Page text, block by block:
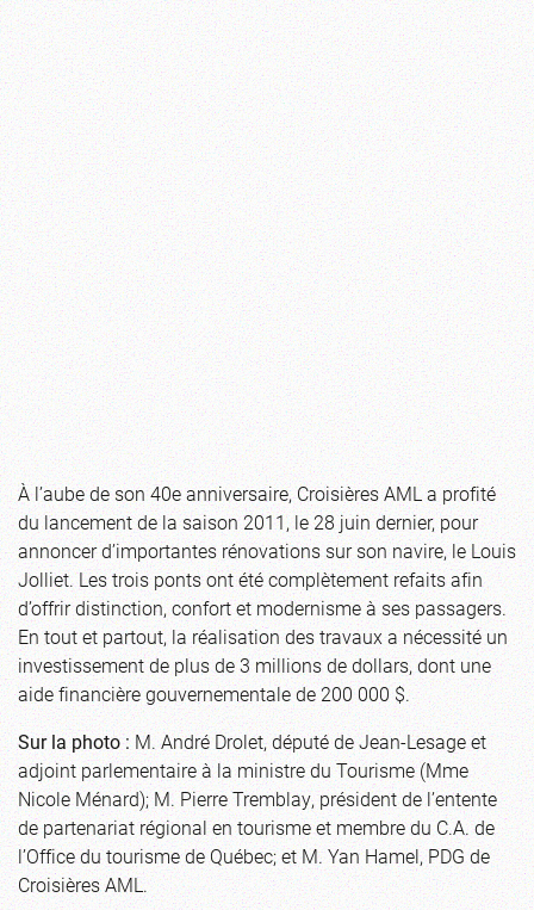
À l’aube de son 40e anniversaire, Croisières AML a profité
du lancement de la saison 2011, le 28 juin dernier, pour
annoncer d’importantes rénovations sur son navire, le Louis
Jolliet. Les trois ponts ont été complètement refaits afin
d’offrir distinction, confort et modernisme à ses passagers.
En tout et partout, la réalisation des travaux a nécessité un
investissement de plus de 3 millions de dollars, dont une
aide financière gouvernementale de 200 000 $.
Sur la photo :M. André Drolet, député de Jean-Lesage et
adjoint parlementaire à la ministre du Tourisme (Mme
Nicole Ménard); M. Pierre Tremblay, président de l’entente
de partenariat régional en tourisme et membre du C.A. de
l’Office du tourisme de Québec; et M. Yan Hamel, PDG de
Croisières AML.